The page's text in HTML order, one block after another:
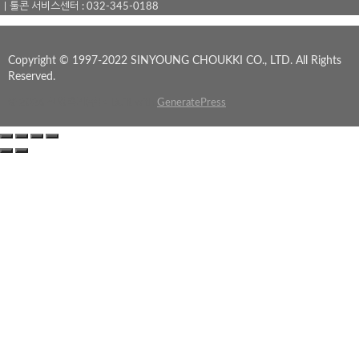
｜툴콘 서비스센터 : 032-345-0188
Copyright © 1997-2022 SINYOUNG CHOUKKI CO., LTD. All Rights
Reserved.
GeneratePress